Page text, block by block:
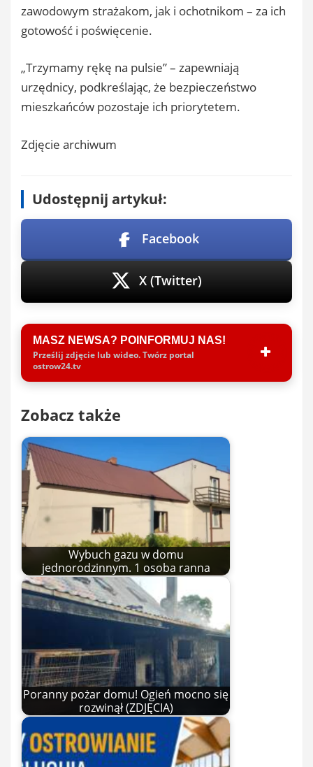
zawodowym strażakom, jak i ochotnikom – za ich
gotowość i poświęcenie.
„Trzymamy rękę na pulsie” – zapewniają
urzędnicy, podkreślając, że bezpieczeństwo
mieszkańców pozostaje ich priorytetem.
Zdjęcie archiwum
Udostępnij artykuł:
Facebook
X (Twitter)
MASZ NEWSA? POINFORMUJ NAS!
Prześlij zdjęcie lub wideo. Twórz portal
ostrow24.tv
Zobacz także
Wybuch gazu w domu
jednorodzinnym. 1 osoba ranna
Poranny pożar domu! Ogień mocno się
rozwinął (ZDJĘCIA)